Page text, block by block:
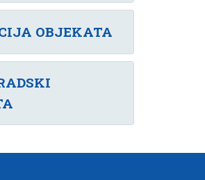
OBJEKATA